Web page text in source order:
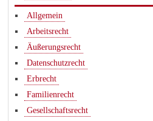
Allgemein
Arbeitsrecht
Äußerungsrecht
Datenschutzrecht
Erbrecht
Familienrecht
Gesellschaftsrecht